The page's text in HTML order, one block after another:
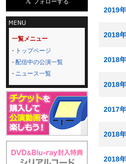
一覧メニュー
トップページ
配信中の公演一覧
ニュース一覧
2019
2018
2018
2018
2017
2018
2018